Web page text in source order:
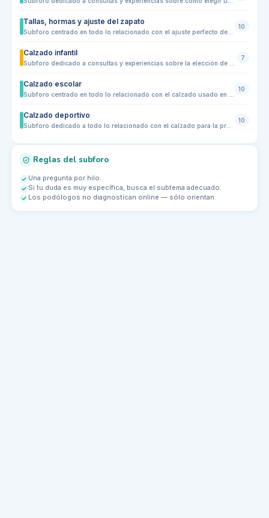
Tallas, hormas y ajuste del zapato
Subforo centrado en todo lo relacionado con el ajuste perfecto del calzado. Aquí los usuarios pueden consultar sobre cómo elegir la talla correcta, diferentes tipos de horma, ancho y volumen del pie, problemas frecuentes de ajuste como rozaduras o puntos de presión, y cómo un calzado bien ajustado influye en la comodidad, prevención de lesiones y salud del pie en general.
10
Calzado infantil
7
Calzado escolar
10
Calzado deportivo
Subforo dedicado a todo lo relacionado con el calzado para la práctica deportiva: zapatillas de running, trail, gimnasio, fútbol, baloncesto y otros deportes. Se tratarán temas sobre ajuste, comodidad, tipo de suela, absorción de impactos, materiales, prevención de lesiones y elección del calzado adecuado según tipo de pie, disciplina y nivel del deportista. También se pueden compartir experiencias de uso, comparativas entre marcas y recomendaciones generales de mantenimiento y durabilidad.
10
Reglas del subforo
Una pregunta por hilo.
Si tu duda es muy específica, busca el subtema adecuado.
Los podólogos no diagnostican online — sólo orientan.